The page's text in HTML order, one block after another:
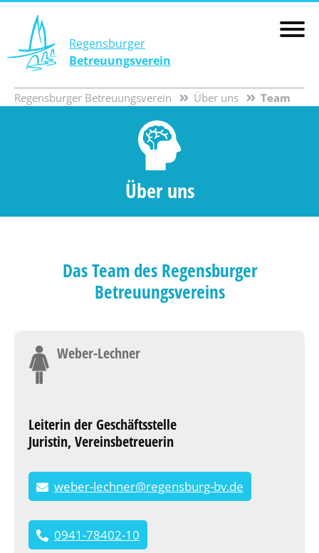
Regensburger
Betreuungsverein
Regensburger Betreuungsverein Über uns Team
Über uns
Das Team des Regensburger
Betreuungsvereins
Weber-Lechner
Leiterin der Geschäftsstelle
Juristin, Vereinsbetreuerin
weber-lechner@regensburg-bv.de
0941-78402-10